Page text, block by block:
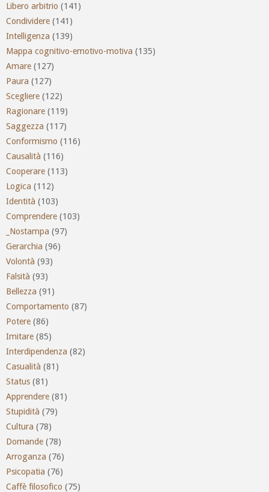
Libero arbitrio (141)
Condividere (141)
Intelligenza (139)
Mappa cognitivo-emotivo-motiva (135)
Amare (127)
Paura (127)
Scegliere (122)
Ragionare (119)
Saggezza (117)
Conformismo (116)
Causalità (116)
Cooperare (113)
Logica (112)
Identità (103)
Comprendere (103)
_Nostampa (97)
Gerarchia (96)
Volontà (93)
Falsità (93)
Bellezza (91)
Comportamento (87)
Potere (86)
Imitare (85)
Interdipendenza (82)
Casualità (81)
Status (81)
Apprendere (81)
Stupidità (79)
Cultura (78)
Domande (78)
Arroganza (76)
Psicopatia (76)
Caffè filosofico (75)